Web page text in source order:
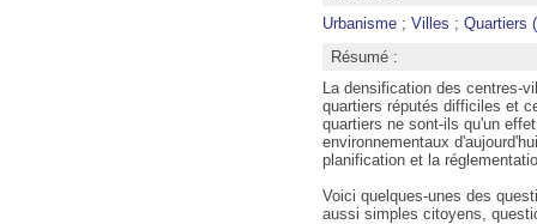
Urbanisme ; Villes ; Quartiers
Résumé :
La densification des centres-
quartiers réputés difficiles et
quartiers ne sont-ils qu'un
environnementaux
planification et la
Voici quelques-unes des
aussi simples citoyens,